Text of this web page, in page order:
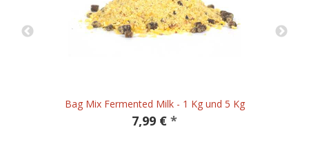
Bag Mix Fermented Milk - 1 Kg und 5 Kg
7,99 € *